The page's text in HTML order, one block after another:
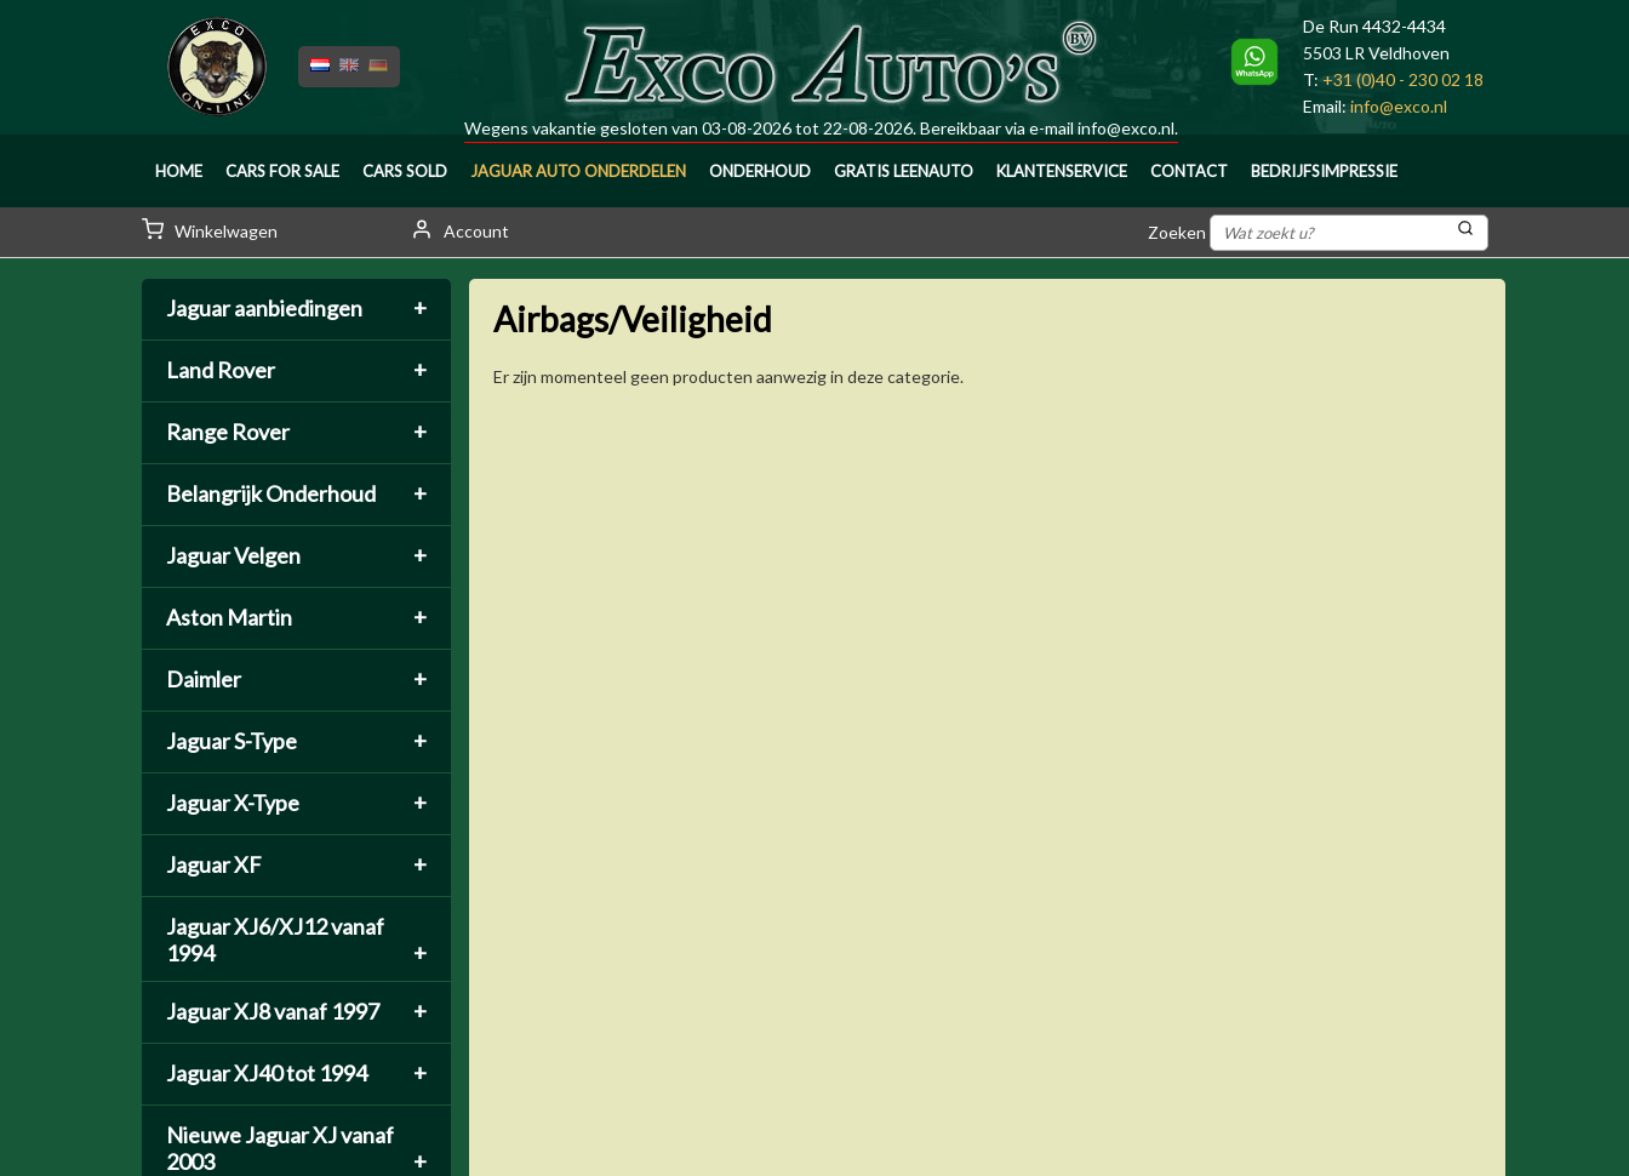
Wegens vakantie gesloten van 03-08-2026 tot 22-08-2026. Bereikbaar via e-mailinfo@exco.nl.
De Run 4432-4434
5503 LR Veldhoven
T: +31 (0)40 - 230 02 18
Email:info@exco.nl
HOME CARS FOR SALE CARS SOLD JAGUAR AUTO ONDERDELEN ONDERHOUD GRATIS LEENAUTO KLANTENSERVICE CONTACT BEDRIJFSIMPRESSIE
Winkelwagen Account Zoeken
Jaguar aanbiedingen +
Land Rover +
Range Rover +
Belangrijk Onderhoud +
Jaguar Velgen +
Aston Martin +
Daimler +
Jaguar S-Type +
Jaguar X-Type +
Jaguar XF +
Jaguar XJ6/XJ12 vanaf
1994
+
Jaguar XJ8 vanaf 1997 +
Jaguar XJ40 tot 1994 +
Nieuwe Jaguar XJ vanaf
2003
+
Airbags/Veiligheid
Er zijn momenteel geen producten aanwezig in deze categorie.